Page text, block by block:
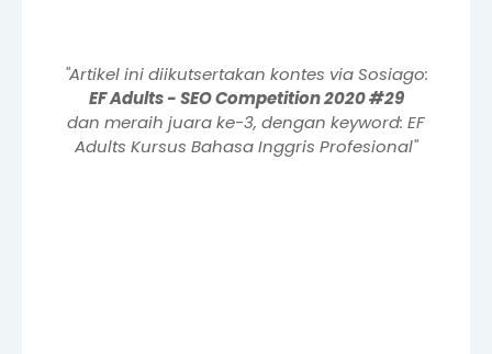
"Artikel ini diikutsertakan kontes via Sosiago:
EF Adults - SEO Competition 2020 #29
dan meraih juara ke-3, dengan keyword: EF
Adults Kursus Bahasa Inggris Profesional"